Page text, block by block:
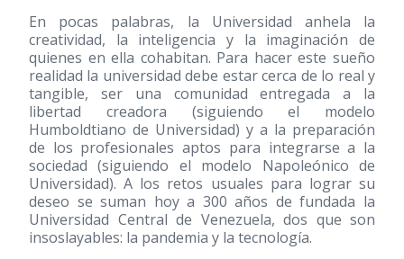
En pocas palabras, la Universidad anhela la
creatividad, la inteligencia y la imaginación de
quienes en ella cohabitan. Para hacer este sueño
realidad la universidad debe estar cerca de lo real y
tangible, ser una comunidad entregada a la
libertad creadora (siguiendo el modelo
Humboldtiano de Universidad) y a la preparación
de los profesionales aptos para integrarse a la
sociedad (siguiendo el modelo Napoleónico de
Universidad). A los retos usuales para lograr su
deseo se suman hoy a 300 años de fundada la
Universidad Central de Venezuela, dos que son
insoslayables: la pandemia y la tecnología.